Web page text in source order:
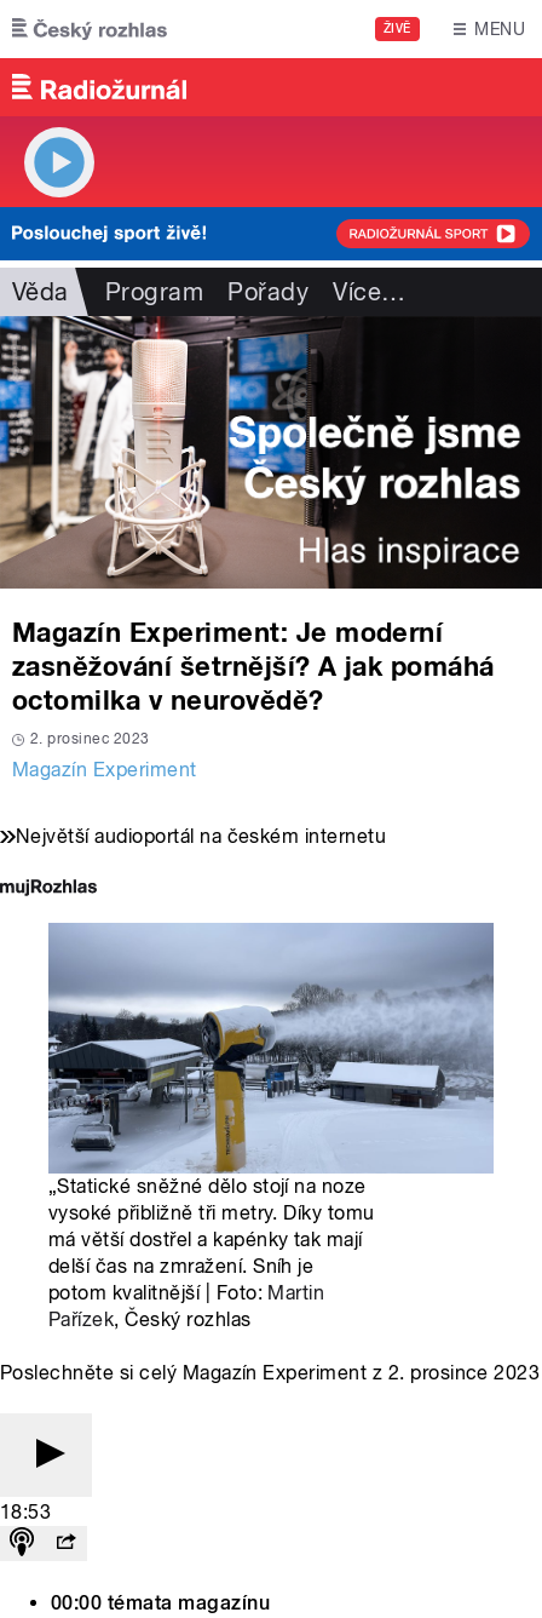
Přejít k hlavnímu obsahu
ŽIVĚ MENU
Věda Program Pořady Více…
Magazín Experiment: Je moderní
zasněžování šetrnější? A jak pomáhá
octomilka v neurovědě?
2. prosinec 2023
Magazín Experiment
Největší audioportál na českém internetu
„Statické sněžné dělo stojí na noze
vysoké přibližně tři metry. Díky tomu
má větší dostřel a kapénky tak mají
delší čas na zmražení. Sníh je
potom kvalitnější | Foto: Martin
Pařízek, Český rozhlas
Poslechněte si celý Magazín Experiment z 2. prosince 2023
18:53
00:00 témata magazínu